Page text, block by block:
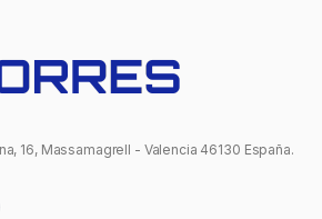
16, Massamagrell - Valencia 46130 España.